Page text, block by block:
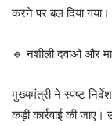
करने पर बल दिया गया।
🔹 नशीली दवाओं और
मुख्यमंत्री ने स्पष्ट
कड़ी कार्रवाई की जाए।